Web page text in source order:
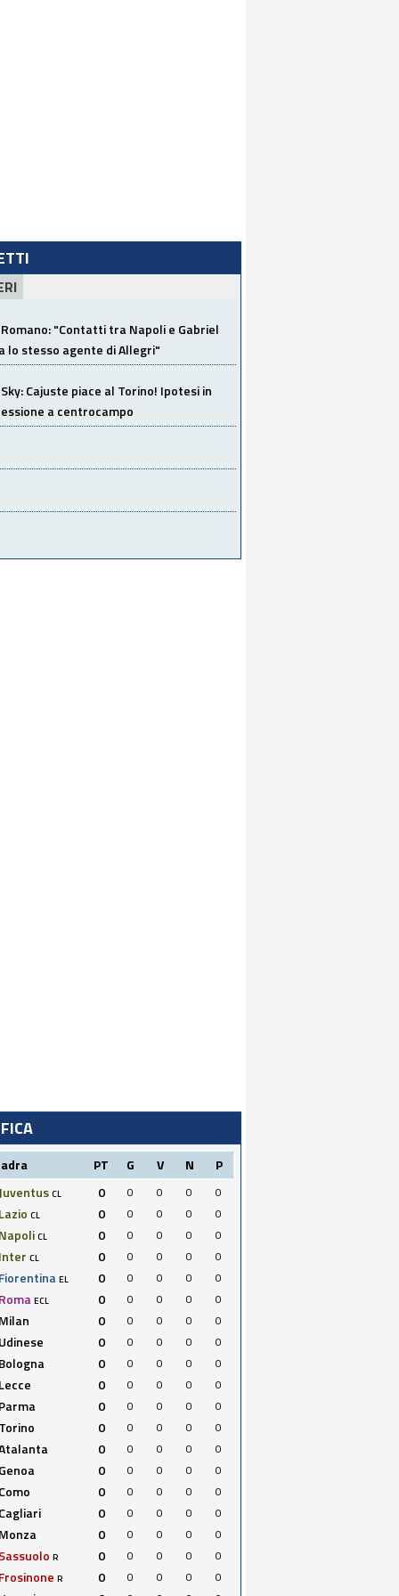
Romano: "Contatti tra Napoli e Gabriel
lo stesso agente di Allegri"
Sky: Cajuste piace al Torino! Ipotesi in
a centrocampo
PT G V N
P
CL 0 0 0 0 0
CL 0 0 0 0 0
CL 0 0 0 0 0
CL 0 0 0 0 0
EL 0 0 0 0 0
ECL 0 0 0 0 0
0 0 0 0 0
0 0 0 0 0
0 0 0 0 0
0 0 0 0 0
0 0 0 0 0
0 0 0 0 0
0 0 0 0 0
0 0 0 0 0
0 0 0 0 0
0 0 0 0 0
0 0 0 0 0
R 0 0 0 0 0
R 0 0 0 0 0